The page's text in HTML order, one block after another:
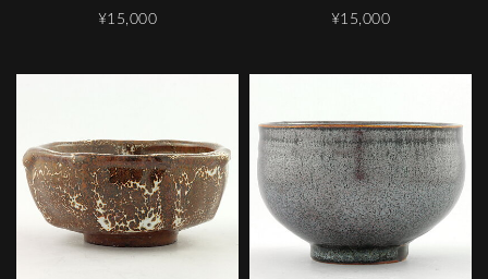
¥15,000 ¥15,000